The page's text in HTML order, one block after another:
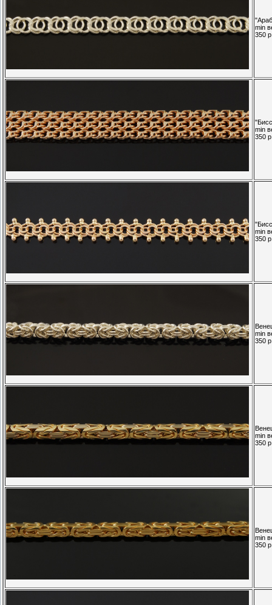
min
350
min
350
min
350
min
350
min
350
min
350